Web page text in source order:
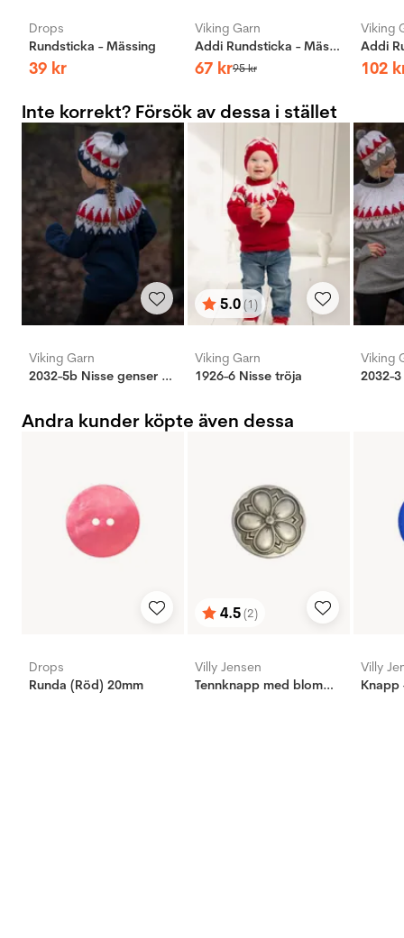
Drops
Rundsticka - Mässing
39 kr
Viking Garn
Addi Rundsticka - Mässing
67 kr95kr
Viking
102
Inte korrekt? Försök av dessa i stället
Viking Garn
2032-5b Nisse genser og lue
Betyg:
5.0(1)
utav 5 stjärnor
Viking Garn
1926-6 Nisse tröja
Viking
Andra kunder köpte även dessa
Drops
Runda (Röd) 20mm
Betyg:
4.5(2)
utav 5 stjärnor
Villy Jensen
Tennknapp med blomma, 20mm
Villy
Knapp